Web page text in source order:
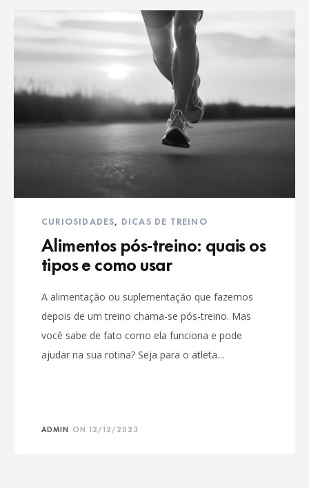
CURIOSIDADES, DICAS DE TREINO
Alimentos pós-treino: quais os
tipos e como usar
A alimentação ou suplementação que fazemos
depois de um treino chama-se pós-treino. Mas
você sabe de fato como ela funciona e pode
ajudar na sua rotina? Seja para o atleta…
ADMIN ON 12/12/2023